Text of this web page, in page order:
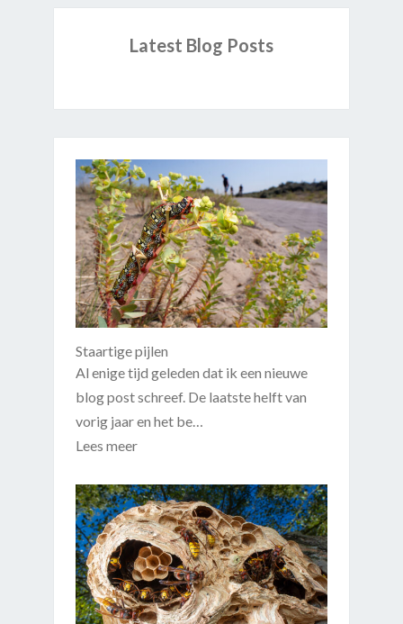
Latest Blog Posts
Staartige pijlen
Al enige tijd geleden dat ik een nieuwe
blog post schreef. De laatste helft van
vorig jaar en het be…
Lees meer